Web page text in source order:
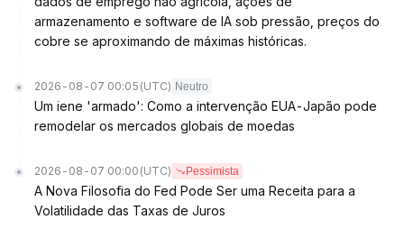
armazenamento e software de IA sob pressão, preços do
cobre se aproximando de máximas históricas.
2026-08-07 00:05 (UTC) Neutro
Um iene 'armado': Como a intervenção EUA-Japão pode
remodelar os mercados globais de moedas
2026-08-07 00:00 (UTC) Pessimista
A Nova Filosofia do Fed Pode Ser uma Receita para a
Volatilidade das Taxas de Juros